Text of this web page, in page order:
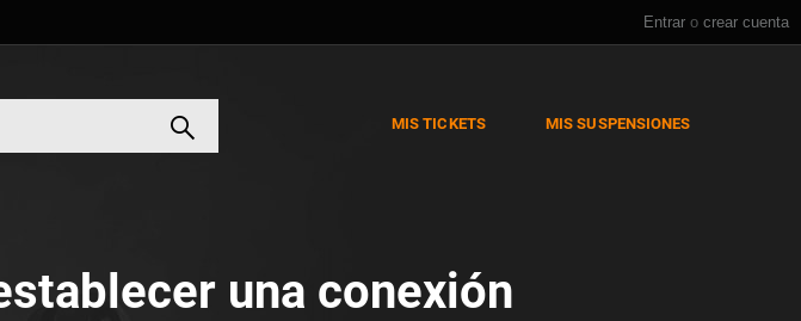
Entrar o crear cuenta
MIS TICKETS MIS SUSPENSIONES
una conexión